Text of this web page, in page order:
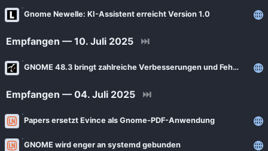
Gnome Newelle: KI-Assistent erreicht Version 1.0
Empfangen — 10. Juli 2025 ⏭
GNOME 48.3 bringt zahlreiche Verbesserungen und Fehlerbehebungen
Empfangen — 04. Juli 2025 ⏭
Papers ersetzt Evince als Gnome-PDF-Anwendung
GNOME wird enger an systemd gebunden